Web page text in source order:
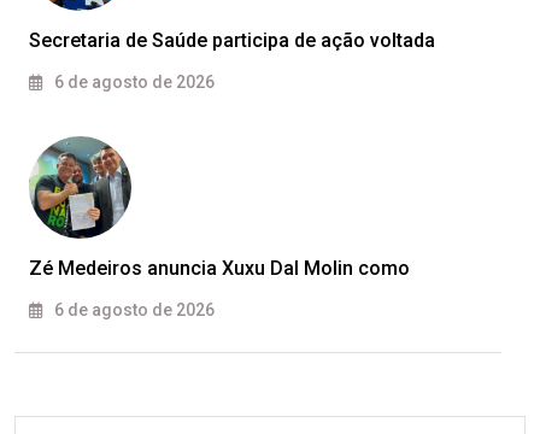
Secretaria de Saúde participa de ação voltada
6 de agosto de 2026
Zé Medeiros anuncia Xuxu Dal Molin como
6 de agosto de 2026